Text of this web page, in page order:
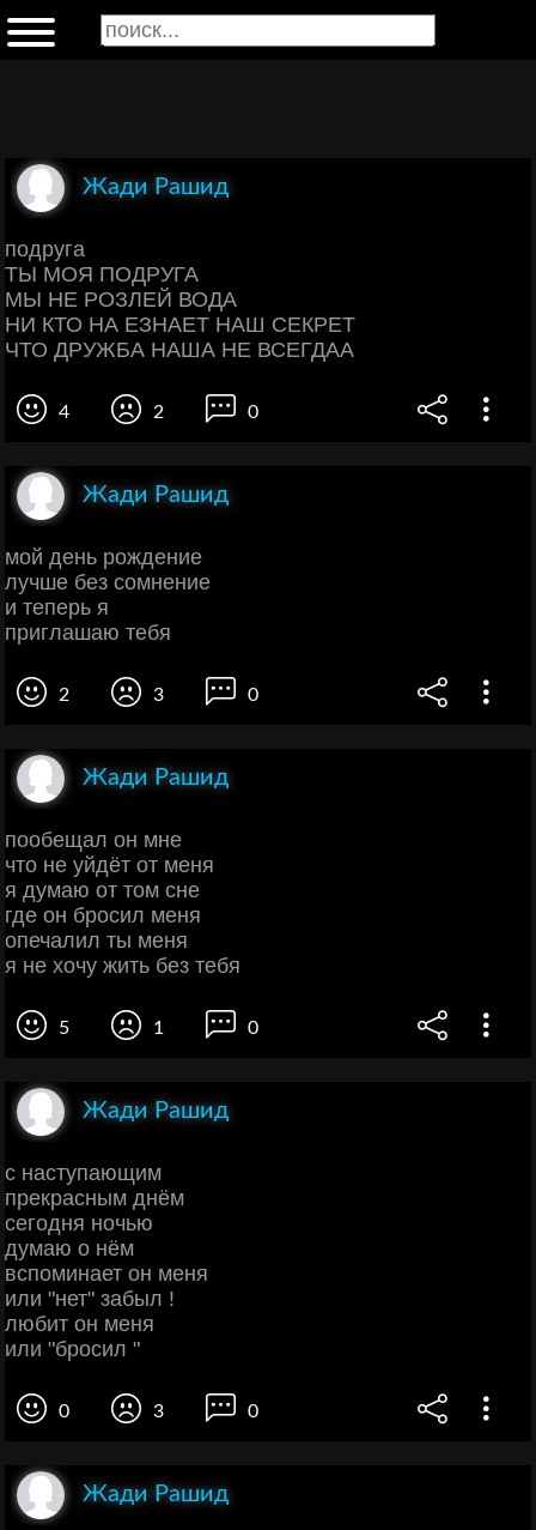
Жади Рашид
подруга
ТЫ МОЯ ПОДРУГА
МЫ НЕ РОЗЛЕЙ ВОДА
НИ КТО НА ЕЗНАЕТ НАШ СЕКРЕТ
ЧТО ДРУЖБА НАША НЕ ВСЕГДАА
4 2 0
Жади Рашид
мой день рождение
лучше без сомнение
и теперь я
приглашаю тебя
2 3 0
Жади Рашид
пообещал он мне
что не уйдёт от меня
я думаю от том сне
где он бросил меня
опечалил ты меня
я не хочу жить без тебя
5 1 0
Жади Рашид
с наступающим
прекрасным днём
сегодня ночью
думаю о нём
вспоминает он меня
или "нет" забыл !
любит он меня
или "бросил "
0 3 0
Жади Рашид